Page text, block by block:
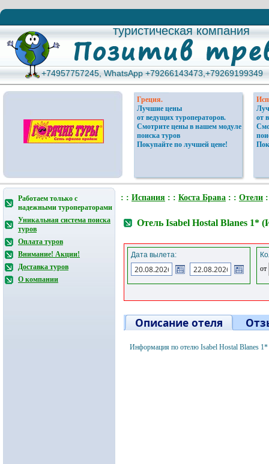
туристическая компания
туристическая компания
+74957757245, WhatsApp +79266143473,+79269199349
+74957757245, WhatsApp +79266143473,+79269199349
Греция.
Лучшие цены
от ведущих туроператоров.
Смотрите цены в нашем модуле
поиска туров
Покупайте по лучшей цене!
от
Работаем только с
надежными туроператорами
Уникальная система поиска
туров
Оплата туров
Внимание! Акции!
Доставка туров
О компании
: : Испания : : Коста Брава : : Отели
Отель Isabel Hostal Blanes 1*
Дата вылета:
от
Описание отеля
Информация по отелю Isabel Hostal Blanes